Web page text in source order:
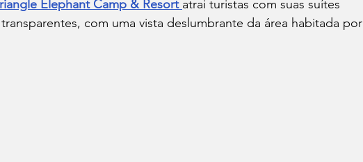
Elephant Camp & Resort atrai turistas com suas suítes
com uma vista deslumbrante da área habitada por